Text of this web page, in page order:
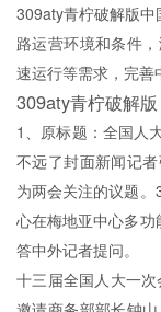
309aty青柠破解版中
路运营环境和条件，
速运行等需求，完善
309aty青柠破解版
1、原标题：全国
不远了封面新闻记者
为两会关注的议题
心在梅地亚中心多功
答中外记者提问。
十三届全国人大一次